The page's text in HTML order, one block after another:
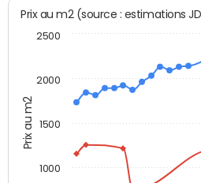
Prix au m2
Prix au m2 (source : estimations
1000
1500
2000
2500